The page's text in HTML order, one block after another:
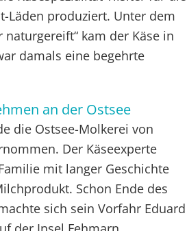
Läden produziert. Unter dem
naturgereift“ kam der Käse in
damals eine begehrte
an der Ostsee
die Ostsee-Molkerei von
Der Käseexperte
mit langer Geschichte
Schon Ende des
sich sein Vorfahr Eduard